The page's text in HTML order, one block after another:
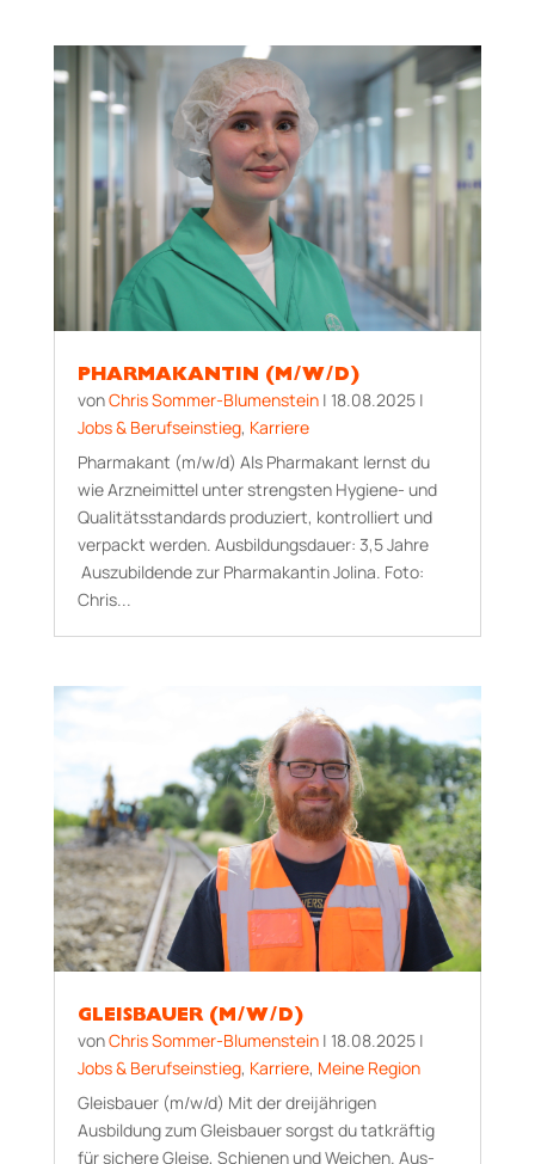
PHARMAKANTIN (M/W/D)
vonChris Sommer-Blumenstein| 18.08.2025|
Jobs & Berufseinstieg, Karriere
Pharmakant (m/w/d) Als Pharmakant lernst du
wie Arzneimittel unter strengsten Hygiene- und
Qualitätsstandards produziert, kontrolliert und
verpackt werden. Aus­bildungs­dauer: 3,5 Jahre
Auszubildende zur Pharmakantin Jolina. Foto:
Chris...
GLEISBAUER (M/W/D)
vonChris Sommer-Blumenstein| 18.08.2025|
Jobs & Berufseinstieg, Karriere, Meine Region
Gleisbauer (m/w/d) Mit der dreijährigen
Ausbildung zum Gleisbauer sorgst du tatkräftig
für sichere Gleise, Schienen und Weichen. Aus­